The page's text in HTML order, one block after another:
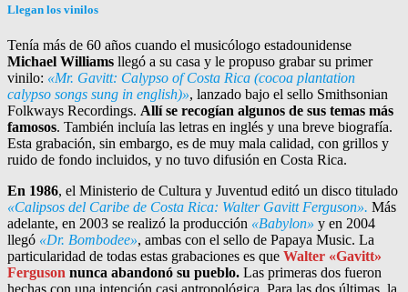
Llegan los vinilos
Tenía más de 60 años cuando el musicólogo estadounidense
Michael Williams llegó a su casa y le propuso grabar su primer
vinilo: «Mr. Gavitt: Calypso of Costa Rica (cocoa plantation
calypso songs sung in english)», lanzado bajo el sello Smithsonian
Folkways Recordings. Allí se recogían algunos de sus temas más
famosos. También incluía las letras en inglés y una breve biografía.
Esta grabación, sin embargo, es de muy mala calidad, con grillos y
ruido de fondo incluidos, y no tuvo difusión en Costa Rica.
En 1986, el Ministerio de Cultura y Juventud editó un disco titulado
«Calipsos del Caribe de Costa Rica: Walter Gavitt Ferguson». Más
adelante, en 2003 se realizó la producción «Babylon» y en 2004
llegó «Dr. Bombodee», ambas con el sello de Papaya Music. La
particularidad de todas estas grabaciones es que Walter «Gavitt»
Ferguson nunca abandonó su pueblo. Las primeras dos fueron
hechas con una intención casi antropológica. Para las dos últimas, la